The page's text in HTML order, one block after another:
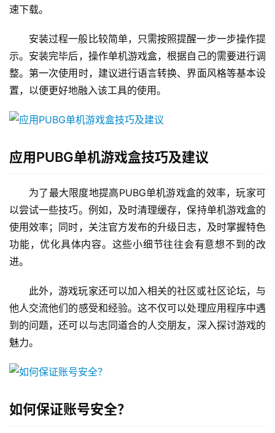
速下载。
安装过程一般比较简单，只需按照提醒一步一步操作提
示。安装完毕后，操作单机游戏盒，根据自己的需要进行调
整。第一次使用时，建议进行语言转换、界面风格等基本设
置，以便更好地融入该工具的使用。
应用PUBG单机游戏盒技巧及建议
为了最大限度地提高PUBG单机游戏盒的效率，玩家可
以尝试一些技巧。例如，及时清理缓存，保持单机游戏盒的
使用效率；同时，关注官方发布的升级日志，及时掌握特色
功能，优化具体内容。这些小细节往往会有意想不到的改
进。
此外，游戏玩家还可以加入相关的社区或社区论坛，与
他人交流他们的感受和经验。这不仅可以处理应用程序中遇
到的问题，还可以与志同道合的人交朋友，深入探讨游戏的
魅力。
如何保证账号安全？